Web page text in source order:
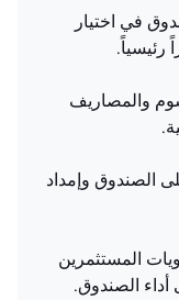
في اختيار
رئيسياً.
والمصاريف
الصندوق وإمداد
المستثمرين
أداء الصندوق.